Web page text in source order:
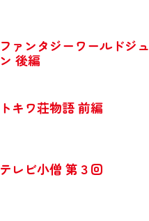
ファンタジーワールドジュ
ン 後編
トキワ荘物語 前編
テレビ小僧 第３回